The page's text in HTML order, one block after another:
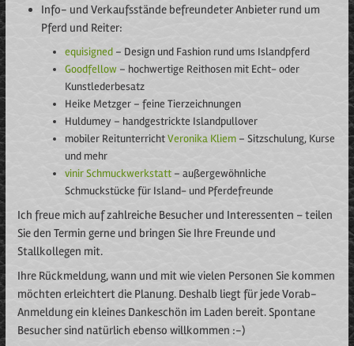
Info- und Verkaufsstände befreundeter Anbieter rund um
Pferd und Reiter:
equisigned– Design und Fashion rund ums Islandpferd
Goodfellow– hochwertige Reithosen mit Echt- oder
Kunstlederbesatz
Heike Metzger – feine Tierzeichnungen
Huldumey – handgestrickte Islandpullover
mobiler ReitunterrichtVeronika Kliem– Sitzschulung, Kurse
und mehr
vinir Schmuckwerkstatt– außergewöhnliche
Schmuckstücke für Island- und Pferdefreunde
Ich freue mich auf zahlreiche Besucher und Interessenten – teilen
Sie den Termin gerne und bringen Sie Ihre Freunde und
Stallkollegen mit.
Ihre Rückmeldung, wann und mit wie vielen Personen Sie kommen
möchten erleichtert die Planung. Deshalb liegt für jede Vorab-
Anmeldung ein kleines Dankeschön im Laden bereit. Spontane
Besucher sind natürlich ebenso willkommen :-)